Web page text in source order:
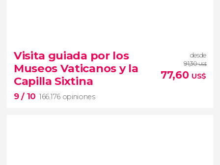
Visita guiada por los
Museos Vaticanos y la
Capilla Sixtina
9/ 10 166.176 opiniones
desde
91,30US$
77,60 US$